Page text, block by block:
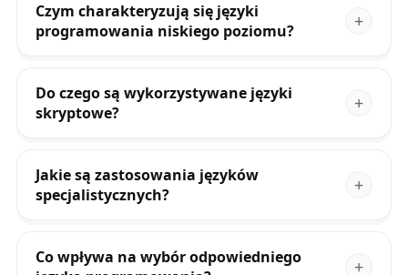
Czym charakteryzują się języki
programowania niskiego poziomu?
Do czego są wykorzystywane języki
skryptowe?
Jakie są zastosowania języków
specjalistycznych?
Co wpływa na wybór odpowiedniego